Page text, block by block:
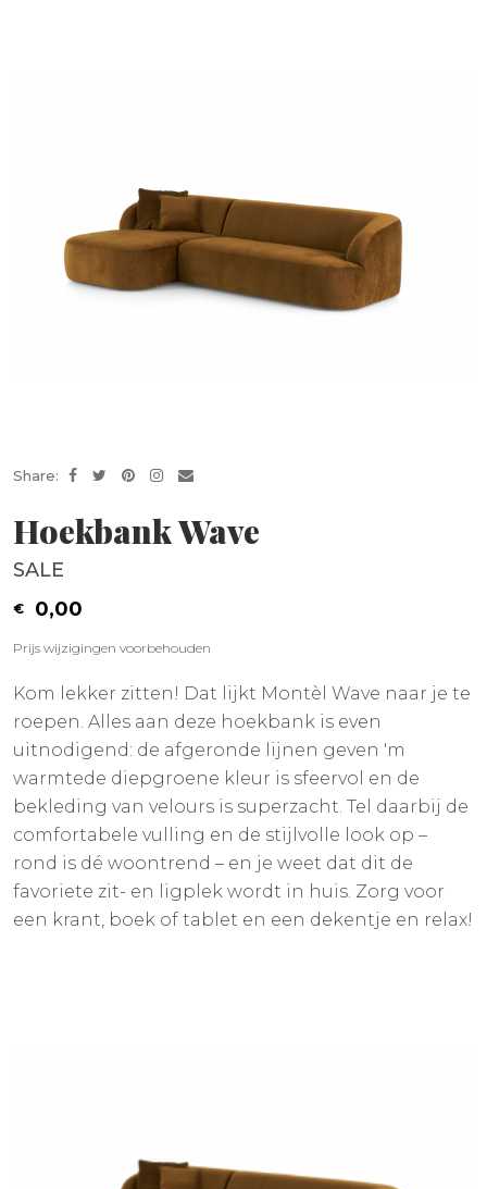
Share:
Hoekbank Wave
SALE
0,00
Prijs wijzigingen voorbehouden
Kom lekker zitten! Dat lijkt Montèl Wave naar je te
roepen. Alles aan deze hoekbank is even
uitnodigend: de afgeronde lijnen geven 'm
warmtede diepgroene kleur is sfeervol en de
bekleding van velours is superzacht. Tel daarbij de
comfortabele vulling en de stijlvolle look op –
rond is dé woontrend – en je weet dat dit de
favoriete zit- en ligplek wordt in huis. Zorg voor
een krant, boek of tablet en een dekentje en relax!